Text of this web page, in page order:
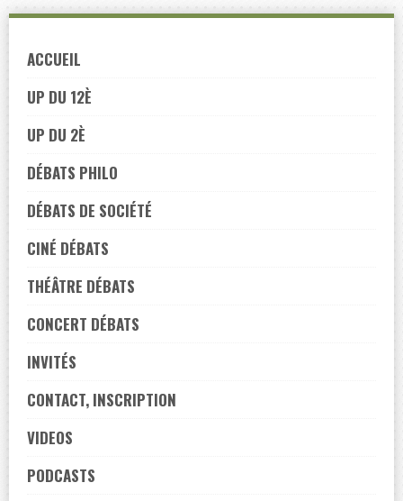
navigation
Skip
content
ACCUEIL
UP DU 12È
UP DU 2È
DÉBATS PHILO
DÉBATS DE SOCIÉTÉ
CINÉ DÉBATS
THÉÂTRE DÉBATS
CONCERT DÉBATS
INVITÉS
CONTACT, INSCRIPTION
VIDEOS
PODCASTS